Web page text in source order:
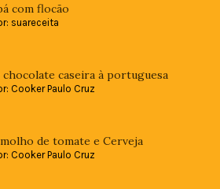
com flocão
suareceita
chocolate caseira à portuguesa
Cooker Paulo Cruz
de tomate e Cerveja
Cooker Paulo Cruz